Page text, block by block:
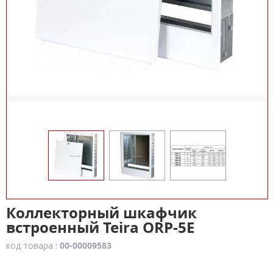
Коллекторный шкафчик
встроенный Teira ORP-5E
код товара : 00-00009583